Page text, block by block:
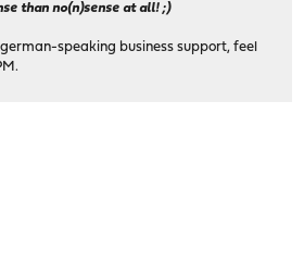
than no(n)sense at all! ;)
speaking business support, feel